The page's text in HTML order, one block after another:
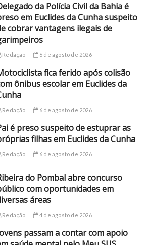
da Polícia Civil da Bahia é
em Euclides da Cunha suspeito
cobrar vantagens ilegais de
Redação 6 de agosto de 2026
fica ferido após colisão
ônibus escolar em Euclides da
Redação 6 de agosto de 2026
é preso suspeito de estuprar as
filhas em Euclides da Cunha
Redação 6 de agosto de 2026
do Pombal abre concurso
com oportunidades em
áreas
Redação 4 de agosto de 2026
passam a contar com apoio